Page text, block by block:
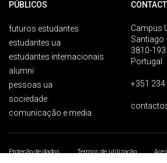
PÚBLICOS
futuros estudantes
estudantes ua
estudantes internacionais
alumni
pessoas ua
sociedade
comunicação e media
Campus
Santiago
3810-
Portugal
+351 234
Proteção de dados Termos de utilização